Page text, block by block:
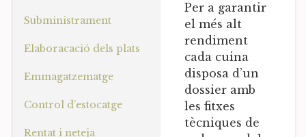
Subministrament
Elaboracació dels plats
Emmagatzematge
Control d’estocatge
Rentat i neteja
Per a garantir
el més alt
rendiment
cada cuina
disposa d’un
dossier amb
les fitxes
tècniques de